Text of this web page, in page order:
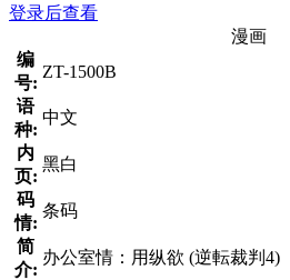
登录后查看
漫画
编
号:
ZT-1500B
语
种:
中文
内
页:
黑白
码
情:
条码
简
介:
办公室情：用纵欲 (逆転裁判4)